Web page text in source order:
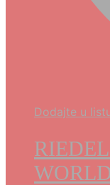
Dodajte u